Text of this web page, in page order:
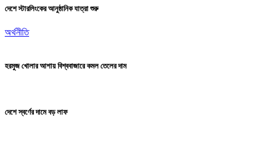
দেশে স্টারলিংকের আনুষ্ঠানিক যাত্রা শুরু
অর্থনীতি
হরমুজ খোলার আশায় বিশ্ববাজারে কমল তেলের দাম
দেশে স্বর্ণের দামে বড় লাফ